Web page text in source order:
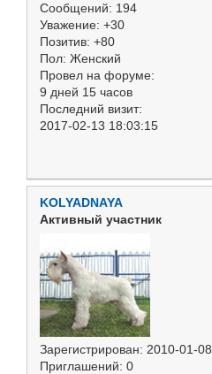
Сообщений: 194
Уважение: +30
Позитив: +80
Пол: Женский
Провел на форуме:
9 дней 15 часов
Последний визит:
2017-02-13 18:03:15
KOLYADNAYA
Активный участник
Зарегистрирован: 2010-01-08
Приглашений: 0